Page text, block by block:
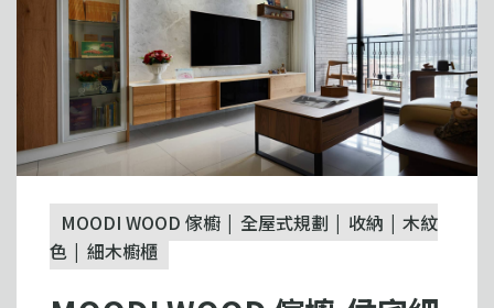
MOODI WOOD 傢櫥 全屋式規劃 收納
木紋
色
細木櫥櫃